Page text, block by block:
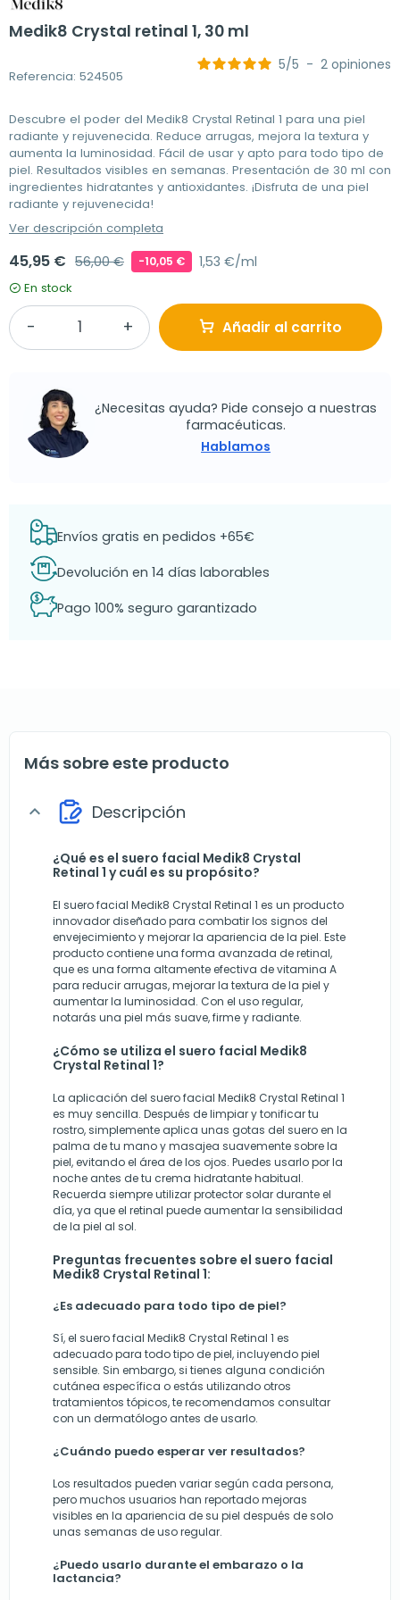
Medik8 Crystal retinal 1, 30 ml
Referencia: 524505
5/5 - 2 opiniones
Descubre el poder del Medik8 Crystal Retinal 1 para una piel
radiante y rejuvenecida. Reduce arrugas, mejora la textura y
aumenta la luminosidad. Fácil de usar y apto para todo tipo de
piel. Resultados visibles en semanas. Presentación de 30 ml con
ingredientes hidratantes y antioxidantes. ¡Disfruta de una piel
radiante y rejuvenecida!
Ver descripción completa
45,95 € 56,00 € -10,05 € 1,53 €/ml
En stock
Añadir al carrito
¿Necesitas ayuda? Pide consejo a nuestras
farmacéuticas.
Hablamos
Envíos gratis en pedidos +65€
Devolución en 14 días laborables
Pago 100% seguro garantizado
Más sobre este producto
expand_more Descripción
¿Qué es el suero facial Medik8 Crystal
Retinal 1 y cuál es su propósito?
El suero facial Medik8 Crystal Retinal 1 es un producto
innovador diseñado para combatir los signos del
envejecimiento y mejorar la apariencia de la piel. Este
producto contiene una forma avanzada de retinal,
que es una forma altamente efectiva de vitamina A
para reducir arrugas, mejorar la textura de la piel y
aumentar la luminosidad. Con el uso regular,
notarás una piel más suave, firme y radiante.
¿Cómo se utiliza el suero facial Medik8
Crystal Retinal 1?
La aplicación del suero facial Medik8 Crystal Retinal 1
es muy sencilla. Después de limpiar y tonificar tu
rostro, simplemente aplica unas gotas del suero en la
palma de tu mano y masajea suavemente sobre la
piel, evitando el área de los ojos. Puedes usarlo por la
noche antes de tu crema hidratante habitual.
Recuerda siempre utilizar protector solar durante el
día, ya que el retinal puede aumentar la sensibilidad
de la piel al sol.
Preguntas frecuentes sobre el suero facial
Medik8 Crystal Retinal 1:
¿Es adecuado para todo tipo de piel?
Sí, el suero facial Medik8 Crystal Retinal 1 es
adecuado para todo tipo de piel, incluyendo piel
sensible. Sin embargo, si tienes alguna condición
cutánea específica o estás utilizando otros
tratamientos tópicos, te recomendamos consultar
con un dermatólogo antes de usarlo.
¿Cuándo puedo esperar ver resultados?
Los resultados pueden variar según cada persona,
pero muchos usuarios han reportado mejoras
visibles en la apariencia de su piel después de solo
unas semanas de uso regular.
¿Puedo usarlo durante el embarazo o la
lactancia?